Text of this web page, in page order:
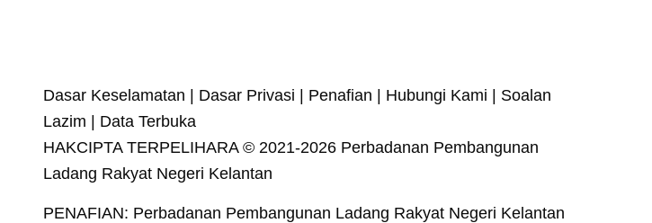
Dasar Keselamatan | Dasar Privasi | Penafian | Hubungi Kami | Soalan
Lazim | Data Terbuka
HAKCIPTA TERPELIHARA © 2021-2026 Perbadanan Pembangunan
Ladang Rakyat Negeri Kelantan
PENAFIAN: Perbadanan Pembangunan Ladang Rakyat Negeri Kelantan